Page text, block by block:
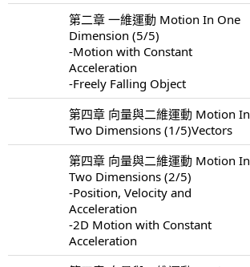
第二章 一維運動 Motion In One
Dimension (5/5)
-Motion with Constant
Acceleration
-Freely Falling Object
第四章 向量與二維運動 Motion In
Two Dimensions (1/5)Vectors
第四章 向量與二維運動 Motion In
Two Dimensions (2/5)
-Position, Velocity and
Acceleration
-2D Motion with Constant
Acceleration